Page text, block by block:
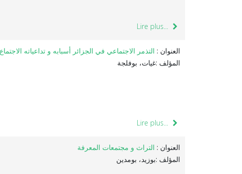
Lire plus...
العنوان : التذمر الاجتماعي في الجزائر أسبابه و تداعياته الاجتماع
المؤلف :غيات، بوفلجة
Lire plus...
العنوان : التراث و مجتمعات المعرفة
المؤلف :بوزيد، بومدين